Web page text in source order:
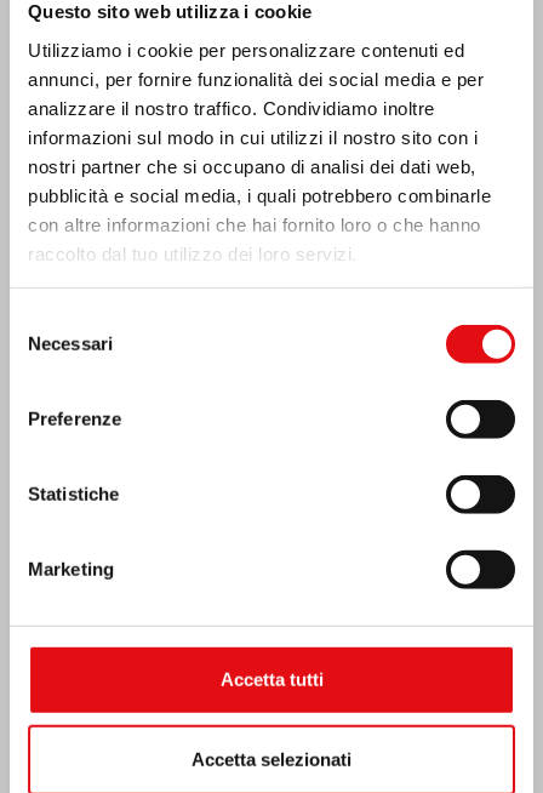
Questo sito web utilizza i cookie
Utilizziamo i cookie per personalizzare contenuti ed
annunci, per fornire funzionalità dei social media e per
analizzare il nostro traffico. Condividiamo inoltre
informazioni sul modo in cui utilizzi il nostro sito con i
nostri partner che si occupano di analisi dei dati web,
pubblicità e social media, i quali potrebbero combinarle
con altre informazioni che hai fornito loro o che hanno
raccolto dal tuo utilizzo dei loro servizi.
delNecessari
Preferenze
Statistiche
Marketing
Accetta tutti
Accetta selezionati
MESSICO: ASSEMBLEA PLENARIA OCD